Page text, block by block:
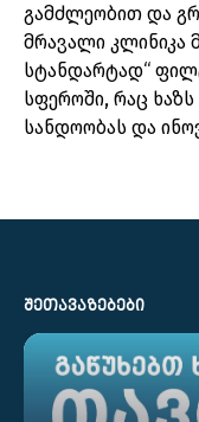
გამძლეობით და
მრავალი კლინიკა
სტანდარტად“
სფეროში, რაც ხაზს
სანდოობას და
ᲨᲔᲗᲐᲕᲐᲖᲔᲑᲔᲑᲘ